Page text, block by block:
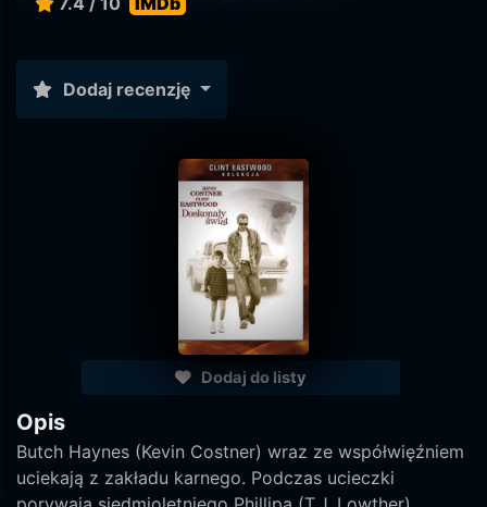
Dodaj recenzję
Dodaj do listy
Opis
Butch Haynes (Kevin Costner) wraz ze współwięźniem
uciekają z zakładu karnego. Podczas ucieczki